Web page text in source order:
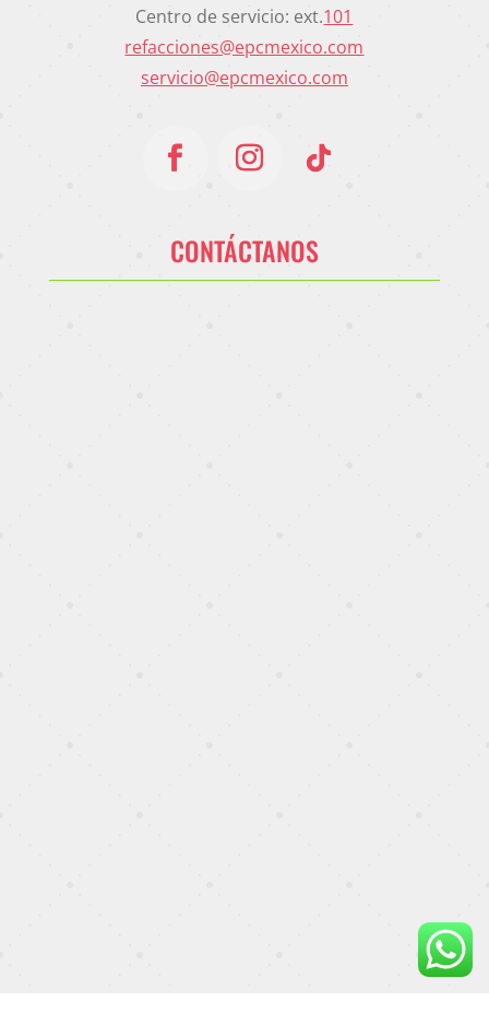
Centro de servicio: ext.101
refacciones@epcmexico.com
servicio@epcmexico.com
CONTÁCTANOS